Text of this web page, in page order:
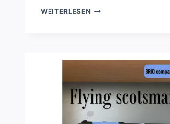
WEITERLESEN BRIO/LILLABO